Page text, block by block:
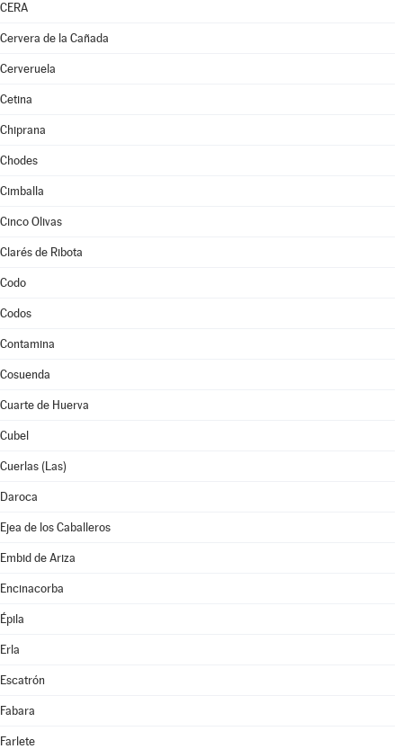
CERA
Cervera de la Cañada
Cerveruela
Cetina
Chiprana
Chodes
Cimballa
Cinco Olivas
Clarés de Ribota
Codo
Codos
Contamina
Cosuenda
Cuarte de Huerva
Cubel
Cuerlas (Las)
Daroca
Ejea de los Caballeros
Embid de Ariza
Encinacorba
Épila
Erla
Escatrón
Fabara
Farlete